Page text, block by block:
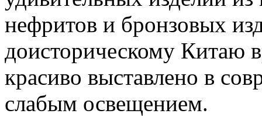
нефритов и бронзовых
доисторическому Китаю
красиво выставлено в
слабым освещением.